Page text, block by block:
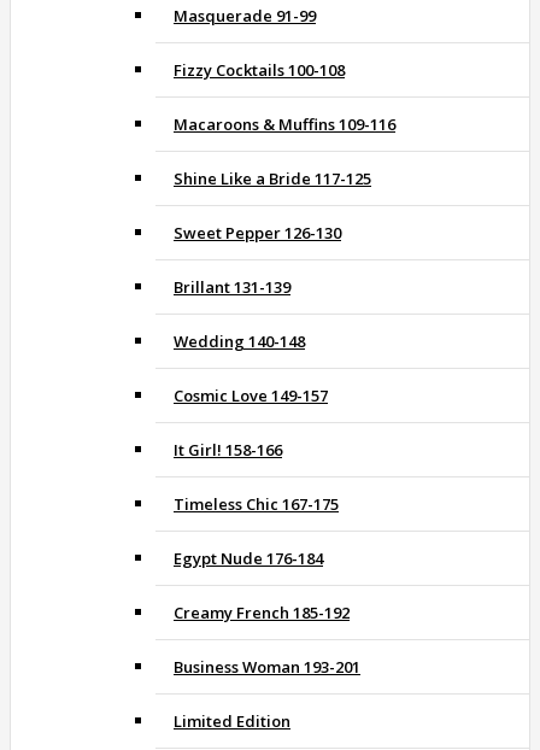
Masquerade 91-99
Fizzy Cocktails 100-108
Macaroons & Muffins 109-116
Shine Like a Bride 117-125
Sweet Pepper 126-130
Brillant 131-139
Wedding 140-148
Cosmic Love 149-157
It Girl! 158-166
Timeless Chic 167-175
Egypt Nude 176-184
Creamy French 185-192
Business Woman 193-201
Limited Edition